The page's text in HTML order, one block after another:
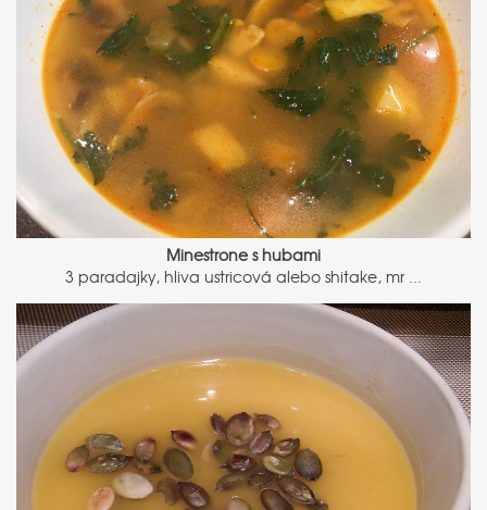
Minestrone s hubami
3 paradajky, hliva ustricová alebo shitake, mr ...